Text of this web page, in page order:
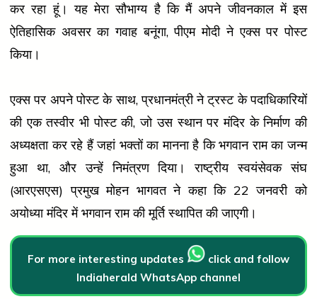
कर रहा हूं। यह मेरा सौभाग्य है कि मैं अपने जीवनकाल में इस
ऐतिहासिक अवसर का गवाह बनूंगा, पीएम मोदी ने एक्स पर पोस्ट
किया।
एक्स पर अपने पोस्ट के साथ, प्रधानमंत्री ने ट्रस्ट के पदाधिकारियों
की एक तस्वीर भी पोस्ट की, जो उस स्थान पर मंदिर के निर्माण की
अध्यक्षता कर रहे हैं जहां भक्तों का मानना है कि भगवान राम का जन्म
हुआ था, और उन्हें निमंत्रण दिया। राष्ट्रीय स्वयंसेवक संघ
(आरएसएस) प्रमुख मोहन भागवत ने कहा कि 22 जनवरी को
अयोध्या मंदिर में भगवान राम की मूर्ति स्थापित की जाएगी।
For more interesting updates
click and follow
Indiaherald WhatsApp channel